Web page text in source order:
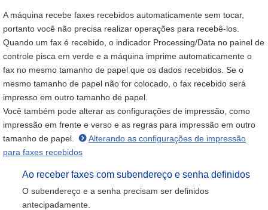
A máquina recebe faxes recebidos automaticamente sem tocar,
portanto você não precisa realizar operações para recebê-los.
Quando um fax é recebido, o indicador Processing/Data no painel de
controle pisca em verde e a máquina imprime automaticamente o
fax no mesmo tamanho de papel que os dados recebidos. Se o
mesmo tamanho de papel não for colocado, o fax recebido será
impresso em outro tamanho de papel.
Você também pode alterar as configurações de impressão, como
impressão em frente e verso e as regras para impressão em outro
tamanho de papel.
Alterando as configurações de impressão
para faxes recebidos
Ao receber faxes com subendereço e senha definidos
O subendereço e a senha precisam ser definidos
antecipadamente.